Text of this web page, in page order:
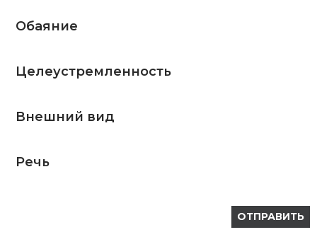
Обаяние
Целеустремленность
Внешний вид
Речь